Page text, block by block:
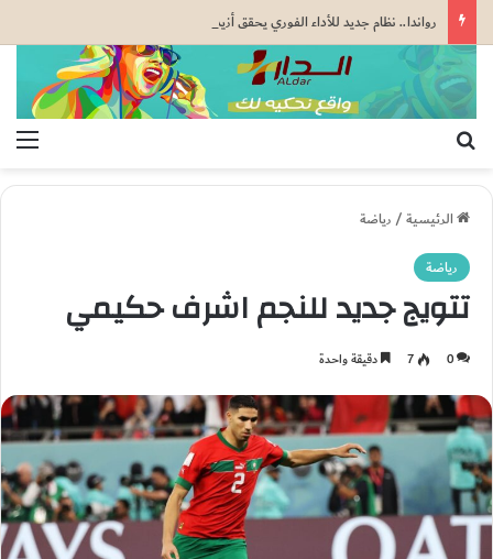
الرئيسية/رياضة
رياضة
تتويج جديد للنجم اشرف حكيمي
0
7 دقيقة واحدة